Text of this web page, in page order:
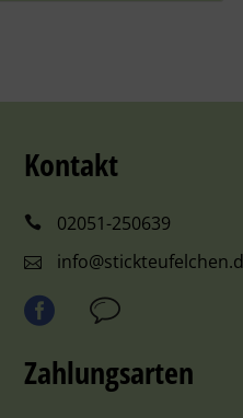
Kontakt
02051-250639
Zahlungsarten